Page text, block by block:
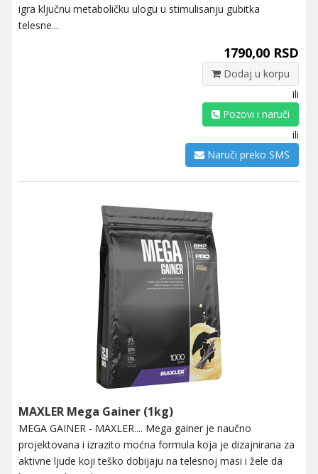
igra ključnu metaboličku ulogu u stimulisanju gubitka
telesne...
1790,00 RSD
Dodaj u korpu
ili
Pozovi i naruči
ili
Naruči preko SMS
MAXLER Mega Gainer (1kg)
MEGA GAINER - MAXLER.... Mega gainer je naučno
projektovana i izrazito moćna formula koja je dizajnirana za
aktivne ljude koji teško dobijaju na telesnoj masi i žele da